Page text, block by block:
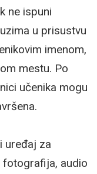
ne ispuni
u prisustvu
imenom,
mestu. Po
učenika mogu
uređaj za
fotografija, audio